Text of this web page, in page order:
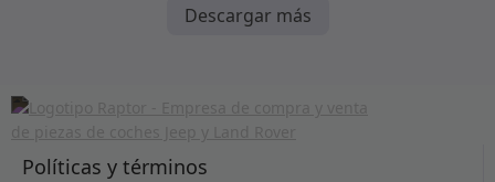
Descargar más
Políticas y términos